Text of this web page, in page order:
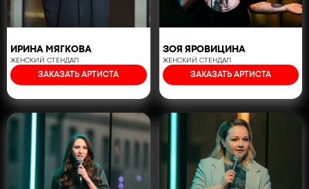
ИРИНА МЯГКОВА
ЖЕНСКИЙ СТЕНДАП
ЗАКАЗАТЬ АРТИСТА
ЗОЯ ЯРОВИЦИНА
ЖЕНСКИЙ СТЕНДАП
ЗАКАЗАТЬ АРТИСТА